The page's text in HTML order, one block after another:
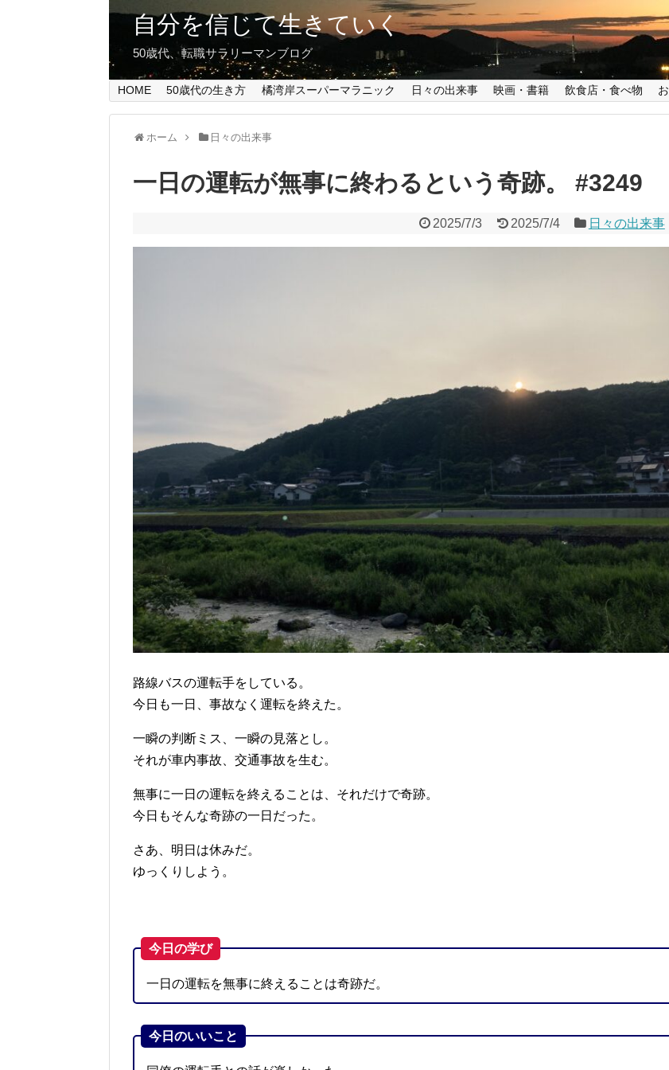
自分を信じて生きていく
50歳代、転職サラリーマンブログ
HOME 50歳代の生き方 橘湾岸スーパーマラニック 日々の出来事 映画・書籍 飲食店・食べ物
ホーム 日々の出来事
一日の運転が無事に終わるという奇跡。 #3249
2025/7/3 2025/7/4 日々の出来事
路線バスの運転手をしている。
今日も一日、事故なく運転を終えた。
一瞬の判断ミス、一瞬の見落とし。
それが車内事故、交通事故を生む。
無事に一日の運転を終えることは、それだけで奇跡。
今日もそんな奇跡の一日だった。
さあ、明日は休みだ。
ゆっくりしよう。
今日の学び
一日の運転を無事に終えることは奇跡だ。
今日のいいこと